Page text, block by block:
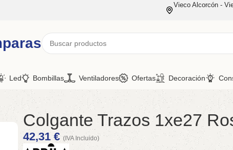
Vieco Alcorcón -
Led Bombillas Ventiladores Ofertas Decoración
Colgante Trazos 1xe27
42,31€ (IVA Incluido)